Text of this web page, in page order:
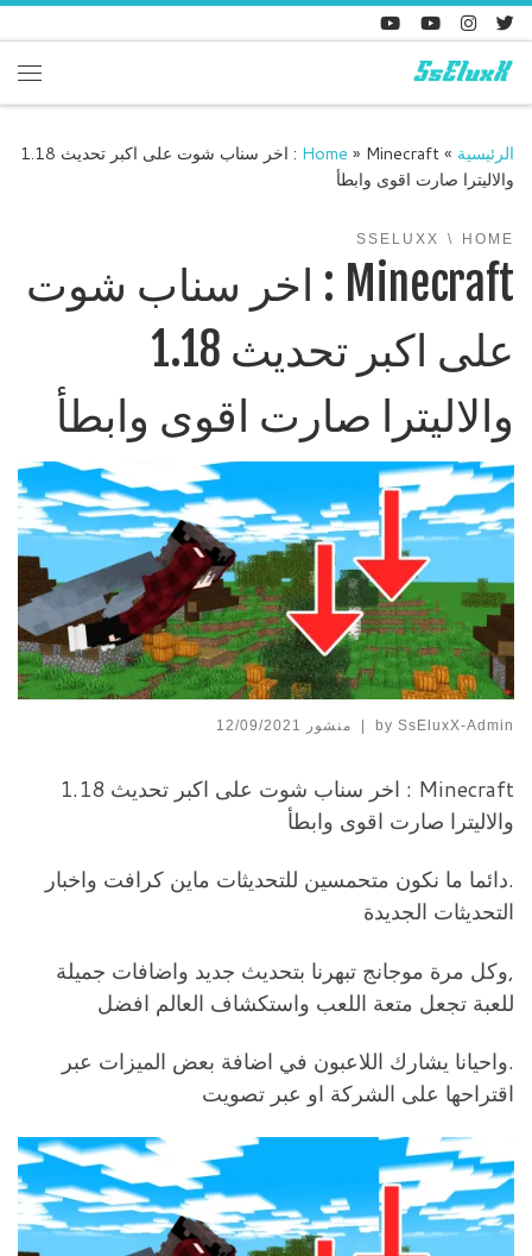
Skip to content
الرئيسية »
Home »
Minecraft : اخر سناب شوت على اكبر تحديث 1.18
والاليترا صارت اقوى وابطأ
HOME
SSELUXX
Minecraft : اخر سناب شوت
على اكبر تحديث 1.18
والاليترا صارت اقوى وابطأ
by SsEluxX-Admin
| منشور 12/09/2021
Minecraft : اخر سناب شوت على اكبر تحديث 1.18
والاليترا صارت اقوى وابطأ
.دائما ما نكون متحمسين للتحديثات ماين كرافت واخبار
التحديثات الجديدة
,وكل مرة موجانج تبهرنا بتحديث جديد واضافات جميلة
للعبة تجعل متعة اللعب واستكشاف العالم افضل
.واحيانا يشارك اللاعبون في اضافة بعض الميزات عبر
اقتراحها على الشركة او عبر تصويت